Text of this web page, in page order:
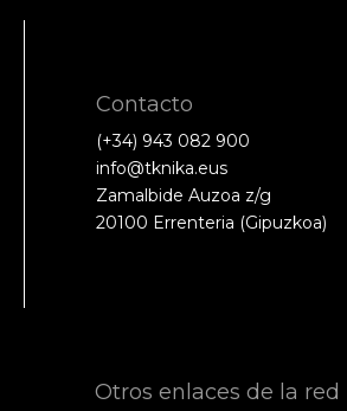
Contacto
(+34) 943 082 900
info@tknika.eus
Zamalbide Auzoa z/g
20100 Errenteria (Gipuzkoa)
Otros enlaces de la red